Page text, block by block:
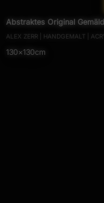
Abstraktes Original
handgefertigt
ALEX ZERR | HANDGEMALT |
130×130cm